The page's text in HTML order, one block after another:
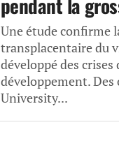
pendant la
Une étude confirme
transplacentaire du
développé des crises
développement. Des
University...